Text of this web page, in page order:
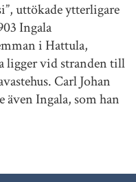
uttökade ytterligare
Ingala
i Hattula,
ligger vid stranden till
Carl Johan
även Ingala, som han